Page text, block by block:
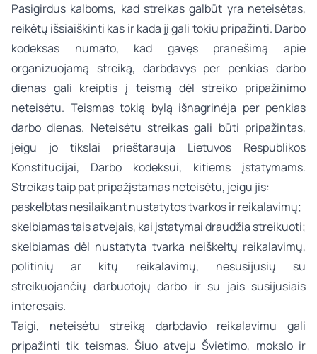
Pasigirdus kalboms, kad streikas galbūt yra neteisėtas,
reikėtų išsiaiškinti kas ir kada jį gali tokiu pripažinti. Darbo
kodeksas numato, kad gavęs pranešimą apie
organizuojamą streiką, darbdavys per penkias darbo
dienas gali kreiptis į teismą dėl streiko pripažinimo
neteisėtu. Teismas tokią bylą išnagrinėja per penkias
darbo dienas. Neteisėtu streikas gali būti pripažintas,
jeigu jo tikslai prieštarauja Lietuvos Respublikos
Konstitucijai, Darbo kodeksui, kitiems įstatymams.
Streikas taip pat pripažįstamas neteisėtu, jeigu jis:
paskelbtas nesilaikant nustatytos tvarkos ir reikalavimų;
skelbiamas tais atvejais, kai įstatymai draudžia streikuoti;
skelbiamas dėl nustatyta tvarka neiškeltų reikalavimų,
politinių ar kitų reikalavimų, nesusijusių su
streikuojančių darbuotojų darbo ir su jais susijusiais
interesais.
Taigi, neteisėtu streiką darbdavio reikalavimu gali
pripažinti tik teismas. Šiuo atveju Švietimo, mokslo ir